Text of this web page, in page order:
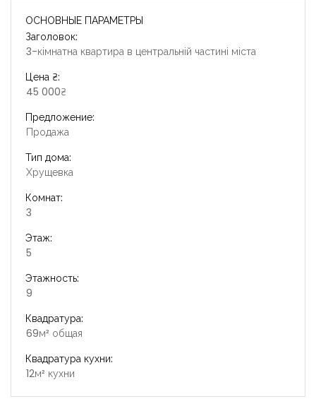
ОСНОВНЫЕ ПАРАМЕТРЫ
Заголовок:
3-кімнатна квартира в центральній частині міста
Цена ₴:
45 000₴
Предложение:
Продажа
Тип дома:
Хрущевка
Комнат:
3
Этаж:
5
Этажность:
9
Квадратура:
69м² общая
Квадратура кухни:
12м² кухни
Запомнить